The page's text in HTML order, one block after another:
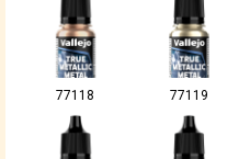
77118 77119